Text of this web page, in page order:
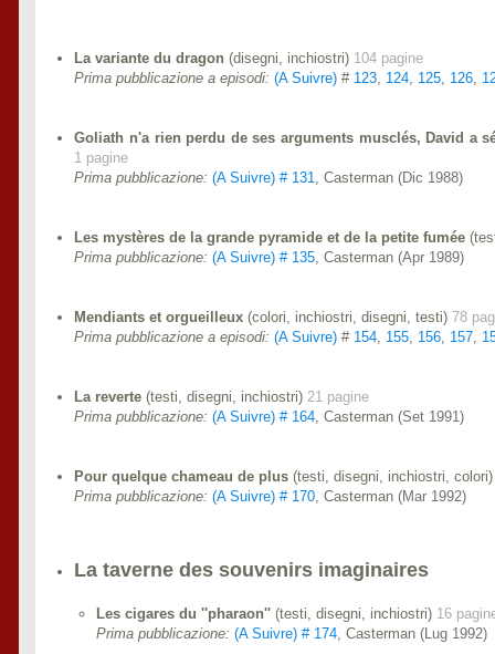
La variante du dragon (disegni, inchiostri) 104 pagine
Prima pubblicazione a episodi:(A Suivre) # 123 124 125 126
Goliath n'a rien perdu de ses arguments musclés, David a
1 pagine
Prima pubblicazione:(A Suivre) # 131 , Casterman(Dic 1988)
Les mystères de la grande pyramide et de la petite fumée
Prima pubblicazione:(A Suivre) # 135 , Casterman(Apr 1989)
Mendiants et orgueilleux (colori, inchiostri, disegni, testi)78
Prima pubblicazione a episodi:(A Suivre) # 154 155 156 157
La reverte (testi, disegni, inchiostri) 21 pagine
Prima pubblicazione:(A Suivre) # 164 , Casterman(Set 1991)
Pour quelque chameau de plus (testi, disegni, inchiostri,
Prima pubblicazione:(A Suivre) # 170 , Casterman(Mar 1992)
La taverne des souvenirs imaginaires
Les cigares du ''pharaon'' (testi, disegni, inchiostri) 16
Prima pubblicazione:(A Suivre) # 174 , Casterman(Lug 1992)